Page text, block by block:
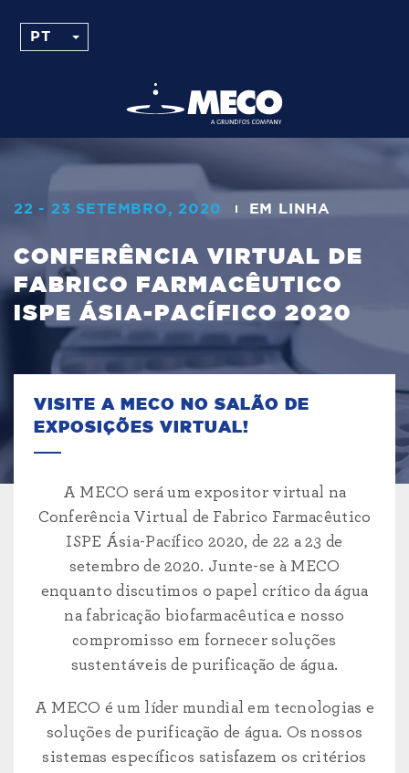
22 - 23 SETEMBRO, 2020 EM LINHA
CONFERÊNCIA VIRTUAL DE
FABRICO FARMACÊUTICO
ISPE ÁSIA-PACÍFICO 2020
VISITE A MECO NO SALÃO DE
EXPOSIÇÕES VIRTUAL!
A MECO será um expositor virtual na
Conferência Virtual de Fabrico Farmacêutico
ISPE Ásia-Pacífico 2020, de 22 a 23 de
setembro de 2020. Junte-se à MECO
enquanto discutimos o papel crítico da água
na fabricação biofarmacêutica e nosso
compromisso em fornecer soluções
sustentáveis de purificação de água.
A MECO é um líder mundial em tecnologias e
soluções de purificação de água. Os nossos
sistemas específicos satisfazem os critérios